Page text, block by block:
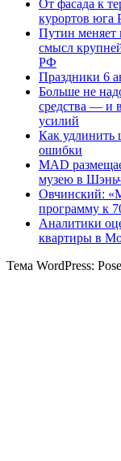
От фасада к
курортов юга
Путин меняет
смысл
РФ
Праздники 6
Больше не
средства — и
усилий
Как удлинить
ошибки
MAD
музею в
Овчинский:
программу к
Аналитики
квартиры в
Тема WordPress: